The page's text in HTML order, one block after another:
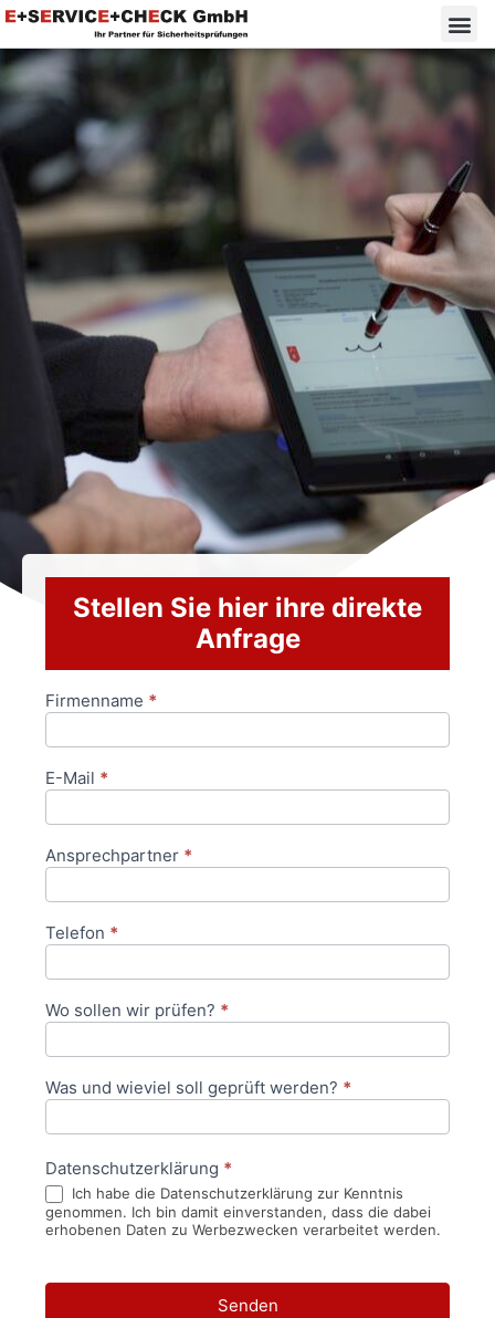
Stellen Sie hier ihre direkte
Anfrage
Anfrageformular
Firmenname *
E-Mail *
Ansprechpartner *
Telefon *
Wo sollen wir prüfen? *
Was und wieviel soll geprüft werden? *
Datenschutzerklärung *
Ich habe die Datenschutzerklärung zur Kenntnis
genommen. Ich bin damit einverstanden, dass die dabei
erhobenen Daten zu Werbezwecken verarbeitet werden.
Senden